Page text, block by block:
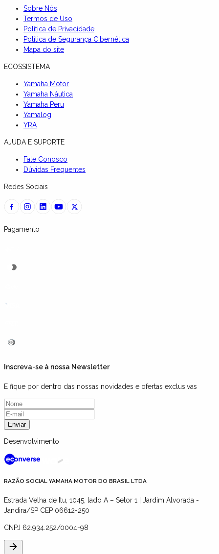
Sobre Nós
Termos de Uso
Política de Privacidade
Política de Segurança Cibernética
Mapa do site
ECOSSISTEMA
Yamaha Motor
Yamaha Náutica
Yamaha Peru
Yamalog
YRA
AJUDA E SUPORTE
Fale Conosco
Dúvidas Frequentes
Redes Sociais
Pagamento
Inscreva-se à nossa Newsletter
E fique por dentro das nossas novidades e ofertas exclusivas
Enviar
Desenvolvimento
RAZÃO SOCIAL YAMAHA MOTOR DO BRASIL LTDA
Estrada Velha de Itu, 1045, lado A – Setor 1 | Jardim Alvorada -
Jandira/SP CEP 06612-250
CNPJ 62.934.252/0004-98